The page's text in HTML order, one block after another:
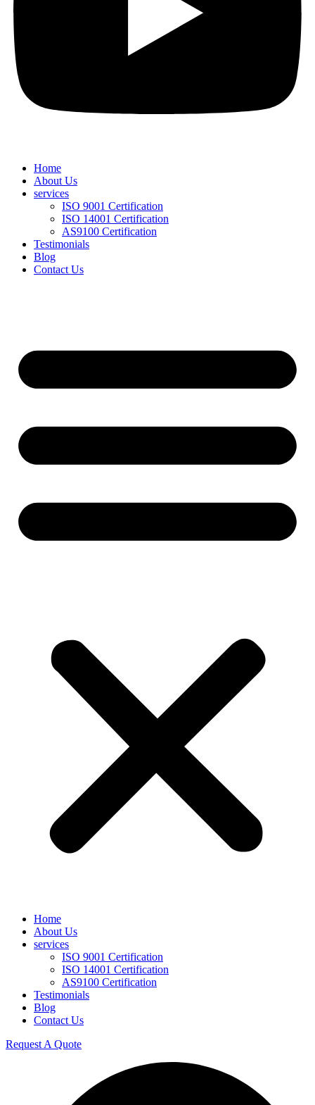
Home
About Us
services
ISO 9001 Certification
ISO 14001 Certification
AS9100 Certification
Testimonials
Blog
Contact Us
Home
About Us
services
ISO 9001 Certification
ISO 14001 Certification
AS9100 Certification
Testimonials
Blog
Contact Us
Request A Quote